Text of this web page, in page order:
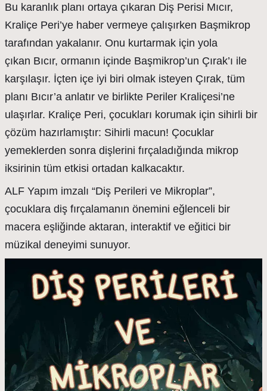
Bu karanlık planı ortaya çıkaran Diş Perisi Mıcır,
Kraliçe Peri’ye haber vermeye çalışırken Başmikrop
tarafından yakalanır. Onu kurtarmak için yola
çıkan Bıcır, ormanın içinde Başmikrop’un Çırak’ı ile
karşılaşır. İçten içe iyi biri olmak isteyen Çırak, tüm
planı Bıcır’a anlatır ve birlikte Periler Kraliçesi’ne
ulaşırlar. Kraliçe Peri, çocukları korumak için sihirli bir
çözüm hazırlamıştır: Sihirli macun! Çocuklar
yemeklerden sonra dişlerini fırçaladığında mikrop
iksirinin tüm etkisi ortadan kalkacaktır.
ALF Yapım imzalı “Diş Perileri ve Mikroplar”,
çocuklara diş fırçalamanın önemini eğlenceli bir
macera eşliğinde aktaran, interaktif ve eğitici bir
müzikal deneyimi sunuyor.